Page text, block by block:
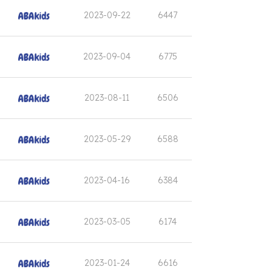
2023-09-22 6447
2023-09-04 6775
2023-08-11 6506
2023-05-29 6588
2023-04-16 6384
2023-03-05 6174
2023-01-24 6616